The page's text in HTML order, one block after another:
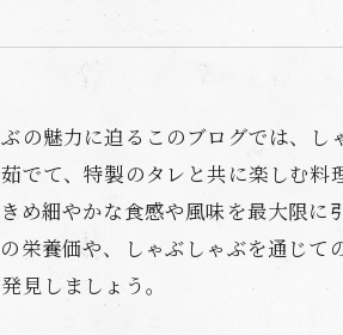
の魅力に迫るこのブログでは、
でて、特製のタレと共に楽しむ
め細やかな食感や風味を最大限
栄養価や、しゃぶしゃぶを通じ
見しましょう。